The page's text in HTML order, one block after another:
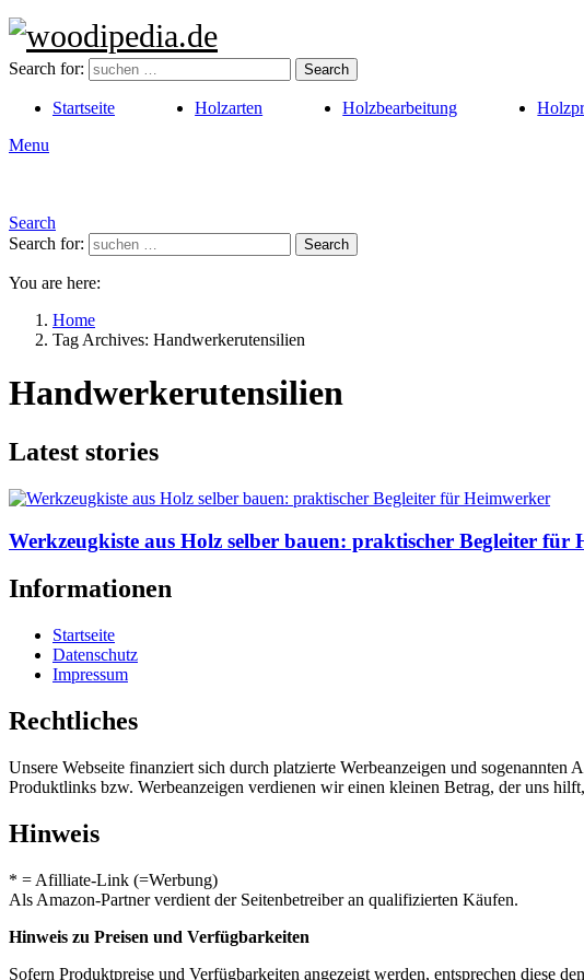
Search for: Search
Startseite Holzarten Holzbearbeitung
Menu
Search
Search for:
Search
You are here:
Home
Tag Archives: Handwerkerutensilien
Handwerkerutensilien
Latest stories
Werkzeugkiste aus Holz selber bauen: praktischer Begleiter für
Informationen
Startseite
Datenschutz
Impressum
Rechtliches
Unsere Webseite finanziert sich durch platzierte Werbeanzeigen und
Produktlinks bzw. Werbeanzeigen verdienen wir einen kleinen Betrag, der uns
Hinweis
* = Afilliate-Link (=Werbung)
Als Amazon-Partner verdient der Seitenbetreiber an qualifizierten Käufen.
Hinweis zu Preisen und Verfügbarkeiten
Sofern Produktpreise und Verfügbarkeiten angezeigt werden, entsprechen diese